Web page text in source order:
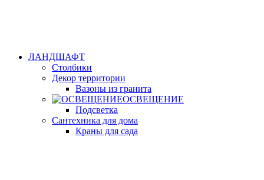
ЛАНДШАФТ
Столбики
Декор территории
Вазоны из гранита
ОСВЕЩЕНИЕ
Подсветка
Сантехника для дома
Краны для сада